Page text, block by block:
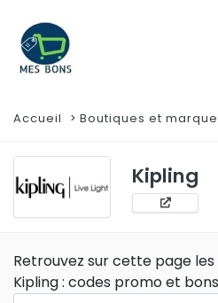
Accueil Boutiques et
Kipling
Retrouvez sur cette page
Kipling : codes promo et